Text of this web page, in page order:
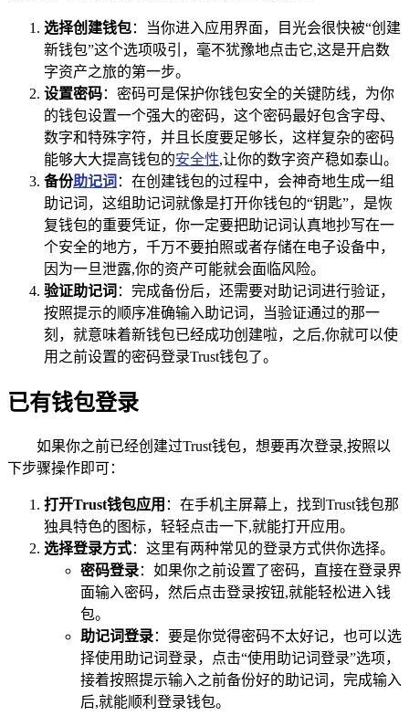
选择创建钱包：当你进入应用界面，目光会很快被“创建
新钱包”这个选项吸引，毫不犹豫地点击它,这是开启数
字资产之旅的第一步。
设置密码：密码可是保护你钱包安全的关键防线，为你
的钱包设置一个强大的密码，这个密码最好包含字母、
数字和特殊字符，并且长度要足够长，这样复杂的密码
能够大大提高钱包的安全性,让你的数字资产稳如泰山。
备份助记词 ：在创建钱包的过程中，会神奇地生成一组
助记词，这组助记词就像是打开你钱包的“钥匙”，是恢
复钱包的重要凭证，你一定要把助记词认真地抄写在一
个安全的地方，千万不要拍照或者存储在电子设备中，
因为一旦泄露,你的资产可能就会面临风险。
验证助记词 ：完成备份后，还需要对助记词进行验证，
按照提示的顺序准确输入助记词，当验证通过的那一
刻，就意味着新钱包已经成功创建啦，之后,你就可以使
用之前设置的密码登录Trust钱包了。
已有钱包登录
如果你之前已经创建过Trust钱包，想要再次登录,按照以
下步骤操作即可：
打开Trust钱包应用 ：在手机主屏幕上，找到Trust钱包那
独具特色的图标，轻轻点击一下,就能打开应用。
选择登录方式：这里有两种常见的登录方式供你选择。
密码登录：如果你之前设置了密码，直接在登录界
面输入密码，然后点击登录按钮,就能轻松进入钱
包。
助记词登录：要是你觉得密码不太好记，也可以选
择使用助记词登录，点击“使用助记词登录”选项，
接着按照提示输入之前备份好的助记词，完成输入
后,就能顺利登录钱包。